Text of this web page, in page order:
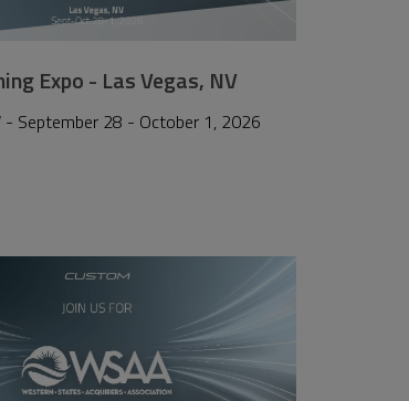
Expo - Las Vegas, NV
- September 28 - October 1, 2026